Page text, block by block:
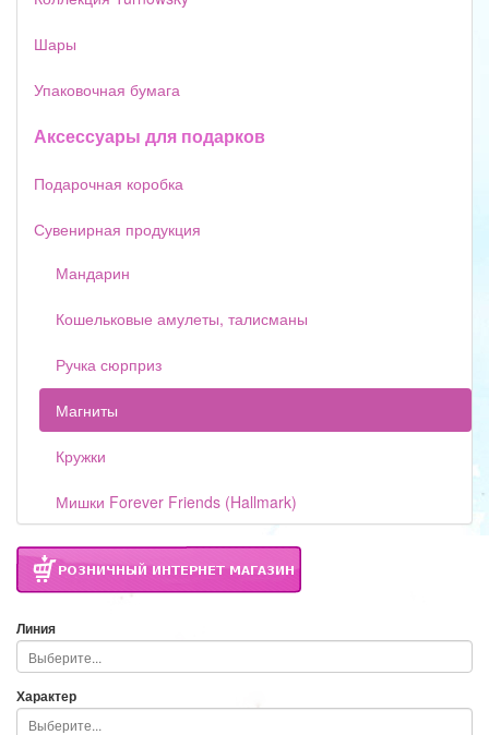
Шары
Упаковочная бумага
Аксессуары для подарков
Подарочная коробка
Сувенирная продукция
Мандарин
Кошельковые амулеты, талисманы
Ручка сюрприз
Магниты
Кружки
Мишки Forever Friends (Hallmark)
Линия
Характер